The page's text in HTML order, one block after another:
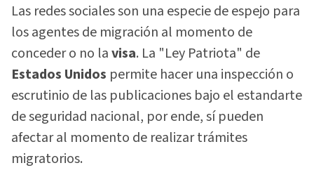
Las redes sociales son una especie de espejo para
los agentes de migración al momento de
conceder o no lavisa. La "Ley Patriota" de
Estados Unidos permite hacer una inspección o
escrutinio de las publicaciones bajo el estandarte
de seguridad nacional, por ende, sí pueden
afectar al momento de realizar trámites
migratorios.